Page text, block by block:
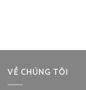
VỀ CHÚNG TÔI